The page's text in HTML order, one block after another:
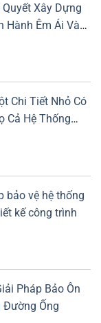
Xây Dựng
Hành Êm Ái Và
Chi Tiết Nhỏ Có
Cả Hệ Thống
bảo vệ hệ thống
kế công trình
Pháp Bảo Ôn
Đường Ống